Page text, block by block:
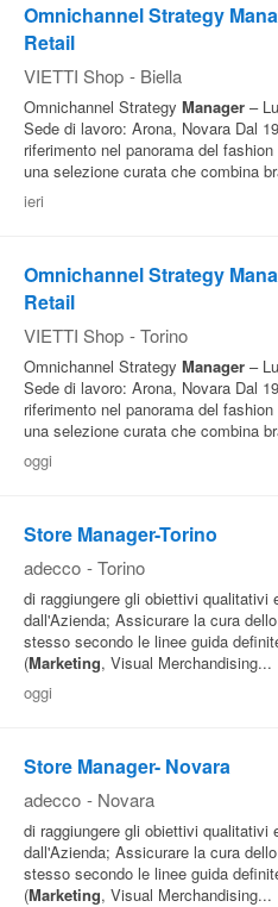
Omnichannel Strategy
Retail
VIETTI Shop - Biella
Omnichannel Strategy Manager –
Sede di lavoro: Arona, Novara Dal
riferimento nel panorama del
una selezione curata che combina
ieri
Omnichannel Strategy
Retail
VIETTI Shop - Torino
Omnichannel Strategy Manager –
Sede di lavoro: Arona, Novara Dal
riferimento nel panorama del
una selezione curata che combina
oggi
Store Manager-Torino
adecco - Torino
di raggiungere gli obiettivi qualitativi
dall'Azienda; Assicurare la cura
stesso secondo le linee guida
(Marketing, Visual Merchandising...
oggi
Store Manager- Novara
adecco - Novara
di raggiungere gli obiettivi qualitativi
dall'Azienda; Assicurare la cura
stesso secondo le linee guida
(Marketing, Visual Merchandising...